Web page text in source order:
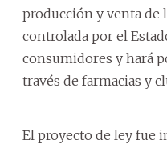
producción y venta de
controlada por el
consumidores y hará
través de farmacias y
El proyecto de ley fue